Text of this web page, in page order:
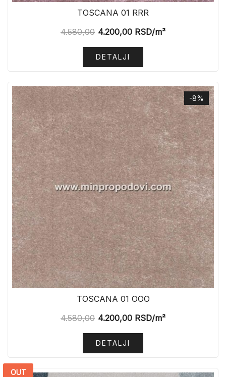
TOSCANA 01 RRR
4.580,00 4.200,00 RSD/m²
DETALJI
-8%
TOSCANA 01 OOO
4.580,00 4.200,00 RSD/m²
DETALJI
OUT